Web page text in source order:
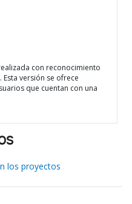
con reconocimiento
versión se ofrece
que cuentan con una
los proyectos